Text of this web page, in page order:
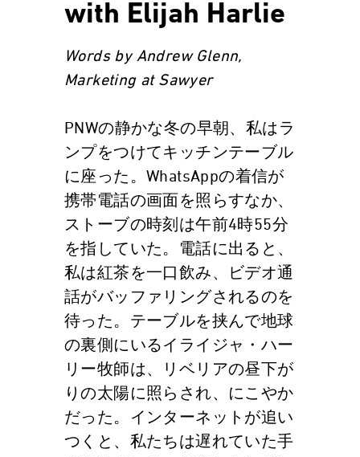
with Elijah Harlie
Words by Andrew Glenn,
Marketing at Sawyer
PNWの静かな冬の早朝、私はラ
ンプをつけてキッチンテーブル
に座った。WhatsAppの着信が
携帯電話の画面を照らすなか、
ストーブの時刻は午前4時55分
を指していた。電話に出ると、
私は紅茶を一口飲み、ビデオ通
話がバッファリングされるのを
待った。テーブルを挟んで地球
の裏側にいるイライジャ・ハー
リー牧師は、リベリアの昼下が
りの太陽に照らされ、にこやか
だった。インターネットが追い
つくと、私たちは遅れていた手